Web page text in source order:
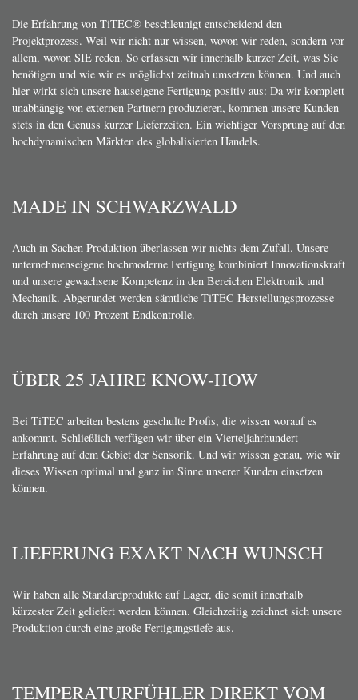
Die Erfahrung von TiTEC® beschleunigt entscheidend den
Projektprozess. Weil wir nicht nur wissen, wovon wir reden, sondern vor
allem, wovon SIE reden. So erfassen wir innerhalb kurzer Zeit, was Sie
benötigen und wie wir es möglichst zeitnah umsetzen können. Und auch
hier wirkt sich unsere hauseigene Fertigung positiv aus: Da wir komplett
unabhängig von externen Partnern produzieren, kommen unsere Kunden
stets in den Genuss kurzer Lieferzeiten. Ein wichtiger Vorsprung auf den
hochdynamischen Märkten des globalisierten Handels.
MADE IN SCHWARZWALD
Auch in Sachen Produktion überlassen wir nichts dem Zufall. Unsere
unternehmenseigene hochmoderne Fertigung kombiniert Innovationskraft
und unsere gewachsene Kompetenz in den Bereichen Elektronik und
Mechanik. Abgerundet werden sämtliche TiTEC Herstellungsprozesse
durch unsere 100-Prozent-Endkontrolle.
ÜBER 25 JAHRE KNOW-HOW
Bei TiTEC arbeiten bestens geschulte Profis, die wissen worauf es
ankommt. Schließlich verfügen wir über ein Vierteljahrhundert
Erfahrung auf dem Gebiet der Sensorik. Und wir wissen genau, wie wir
dieses Wissen optimal und ganz im Sinne unserer Kunden einsetzen
können.
LIEFERUNG EXAKT NACH WUNSCH
Wir haben alle Standardprodukte auf Lager, die somit innerhalb
kürzester Zeit geliefert werden können. Gleichzeitig zeichnet sich unsere
Produktion durch eine große Fertigungstiefe aus.
TEMPERATURFÜHLER DIREKT VOM